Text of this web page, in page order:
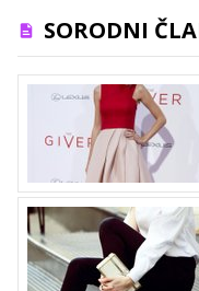
SORODNI